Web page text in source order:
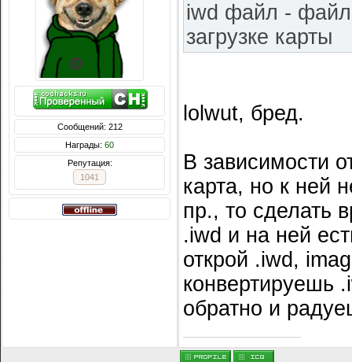
Сообщений: 212
Награды: 60
Репутация:
1041
iwd файл - файл
загрузке карты
lolwut, бред.
В зависимости
карта, но к ней
пр., то сделать
.iwd и на ней
открой .iwd,
конвертируешь
обратно и